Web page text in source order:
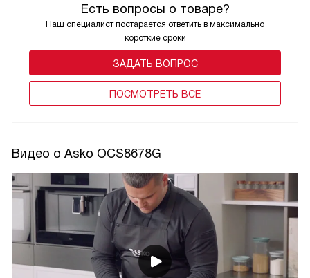
Есть вопросы о товаре?
Наш специалист постарается ответить в максимально
короткие сроки
ЗАДАТЬ ВОПРОС
ПОCМОТРЕТЬ ВСЕ
Видео о Asko OCS8678G